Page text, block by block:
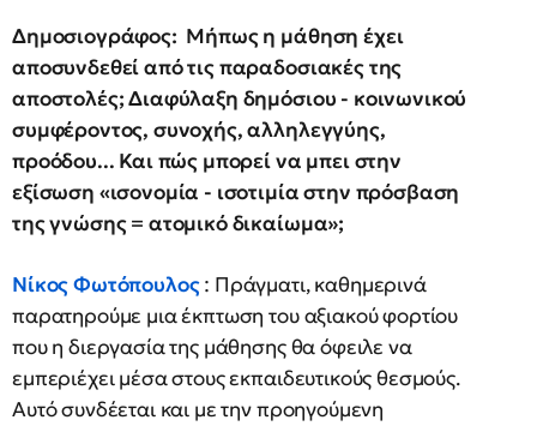
Δημοσιογράφος: Μήπως η μάθηση έχει
αποσυνδεθεί από τις παραδοσιακές της
αποστολές; Διαφύλαξη δημόσιου - κοινωνικού
συμφέροντος, συνοχής, αλληλεγγύης,
προόδου... Και πώς μπορεί να μπει στην
εξίσωση «ισονομία - ισοτιμία στην πρόσβαση
της γνώσης = ατομικό δικαίωμα»;
Νίκος Φωτόπουλος: Πράγματι, καθημερινά
παρατηρούμε μια έκπτωση του αξιακού φορτίου
που η διεργασία της μάθησης θα όφειλε να
εμπεριέχει μέσα στους εκπαιδευτικούς θεσμούς.
Αυτό συνδέεται και με την προηγούμενη